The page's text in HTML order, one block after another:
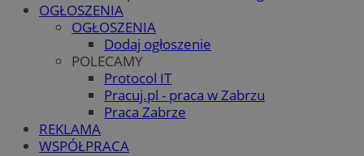
OGŁOSZENIA
OGŁOSZENIA
Dodaj ogłoszenie
POLECAMY
Protocol IT
Pracuj.pl - praca w Zabrzu
Praca Zabrze
REKLAMA
WSPÓŁPRACA